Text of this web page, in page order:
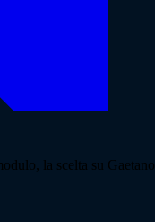
la scelta su Gaetano